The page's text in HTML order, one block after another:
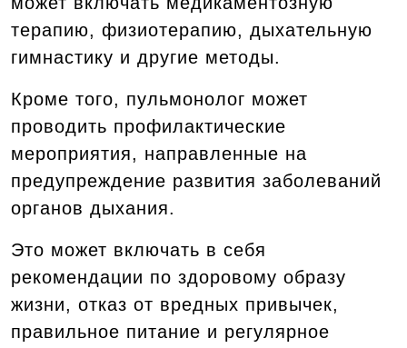
терапию, физиотерапию, дыхательную
гимнастику и другие методы.
Кроме того, пульмонолог может
проводить профилактические
мероприятия, направленные на
предупреждение развития заболеваний
органов дыхания.
Это может включать в себя
рекомендации по здоровому образу
жизни, отказ от вредных привычек,
правильное питание и регулярное